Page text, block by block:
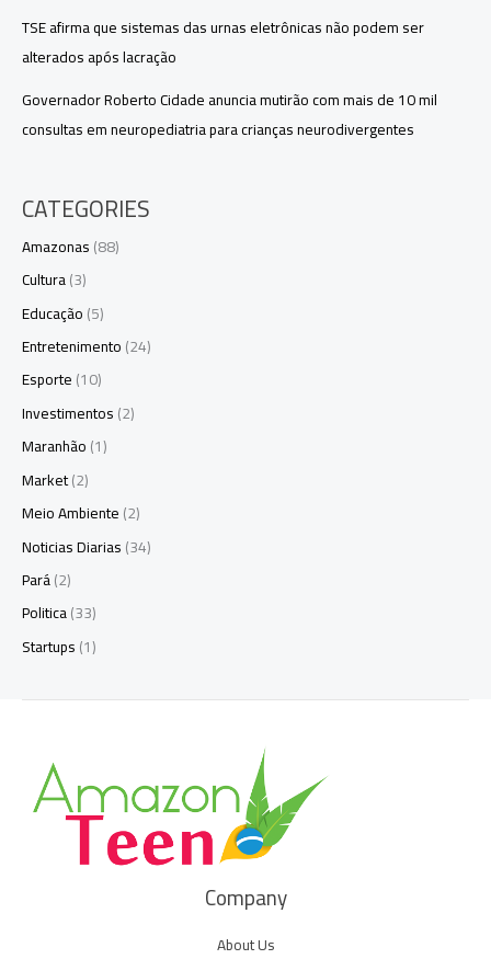
TSE afirma que sistemas das urnas eletrônicas não podem ser
alterados após lacração
Governador Roberto Cidade anuncia mutirão com mais de 10 mil
consultas em neuropediatria para crianças neurodivergentes
CATEGORIES
Amazonas(88)
Cultura(3)
Educação(5)
Entretenimento(24)
Esporte(10)
Investimentos(2)
Maranhão(1)
Market(2)
Meio Ambiente(2)
Noticias Diarias(34)
Pará(2)
Politica(33)
Startups(1)
Company
About Us